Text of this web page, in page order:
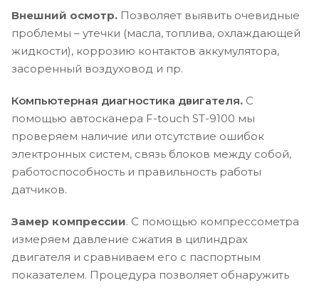
Внешний осмотр. Позволяет выявить очевидные
проблемы – утечки (масла, топлива, охлаждающей
жидкости), коррозию контактов аккумулятора,
засоренный воздуховод и пр.
Компьютерная диагностика двигателя. С
помощью автосканера F-touch ST-9100 мы
проверяем наличие или отсутствие ошибок
электронных систем, связь блоков между собой,
работоспособность и правильность работы
датчиков.
Замер компрессии. С помощью компрессометра
измеряем давление сжатия в цилиндрах
двигателя и сравниваем его с паспортным
показателем. Процедура позволяет обнаружить